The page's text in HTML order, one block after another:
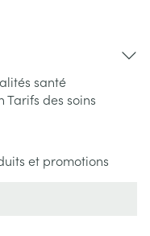
santé
Tarifs des soins
et promotions